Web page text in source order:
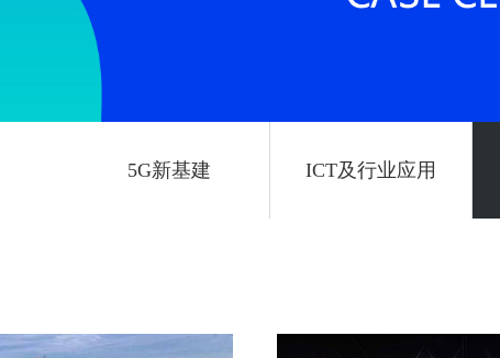
5G新基建 ICT及行业应用